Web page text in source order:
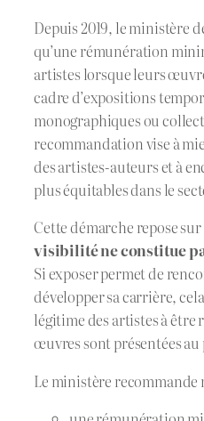
Depuis 2019, le ministère
qu’une rémunération
artistes lorsque leurs
cadre d’expositions
monographiques ou
recommandation vise à
des artistes-auteurs et à
plus équitables dans le
Cette démarche repose
visibilité ne constitue
Si exposer permet de
développer sa carrière,
légitime des artistes à
œuvres sont présentées
Le ministère recommande